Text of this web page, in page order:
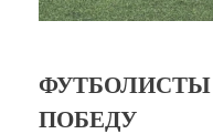
ФУТБОЛИСТЫ
ПОБЕДУ